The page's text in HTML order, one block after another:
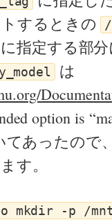
するときの
指定する部分
は
option is
てあったので
す。
mkdir -p /